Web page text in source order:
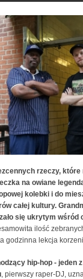
rzeczy,
na owiane
kolebki i do
całej kultury.
się ukrytym wśród
ilość
godzinna lekcja
hip-hop - jeden
, pierwszy raper-DJ,